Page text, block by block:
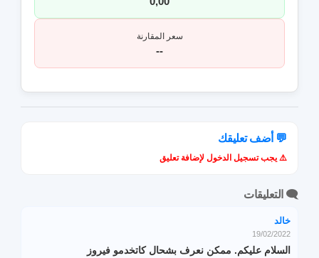
سعر المقارنة
--
💬 أضف تعليقك
⚠️ يجب تسجيل الدخول لإضافة تعليق
🗨️ التعليقات
خالد
19/02/2022
السلام عليكم. ممكن نعرف بشحال كاتخدمو فيروز